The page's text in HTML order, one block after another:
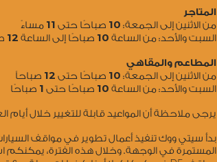
المتاجر
من الاثنين إلى الجمعة: 10 صباحًا حتى 11 مساءً
السبت والأحد: من الساعة 10 صباحًا إلى الساعة 12
المطاعم والمقاهي
من الاثنين إلى الجمعة: 10 صباحًا حتى 12 صباحاً
السبت والأحد: من الساعة 10 صباحًا حتى 1 صباحًا
يرجى ملاحظة أن المواعيد قابلة للتغيير خلال أيام
بدأ سيتي ووك تنفيذ أعمال تطوير في مواقف
المستمرة في الوجهة. وخلال هذه الفترة،